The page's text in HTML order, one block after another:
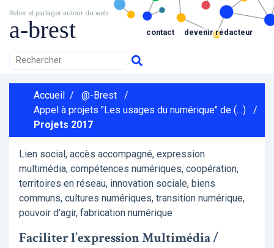
Relier et partager autour du web
a-brest contact devenir rédacteur
Accueil / @-Brest
/
Appel à projets "Les usages du numérique" de (…)
/
Projets 2017
Lien social, accès accompagné, expression
multimédia, compétences numériques, coopération,
territoires en réseau, innovation sociale, biens
communs, cultures numériques, transition numérique,
pouvoir d’agir, fabrication numérique
Faciliter l’expression Multimédia /